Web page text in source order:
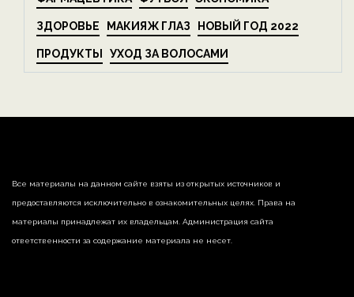
ЗДОРОВЬЕ МАКИЯЖ ГЛАЗ НОВЫЙ ГОД 2022
ПРОДУКТЫ УХОД ЗА ВОЛОСАМИ
Все материалы на данном сайте взяты из открытых источников и
предоставляются исключительно в ознакомительных целях. Права на
материалы принадлежат их владельцам. Администрация сайта
ответственности за содержание материала не несет.